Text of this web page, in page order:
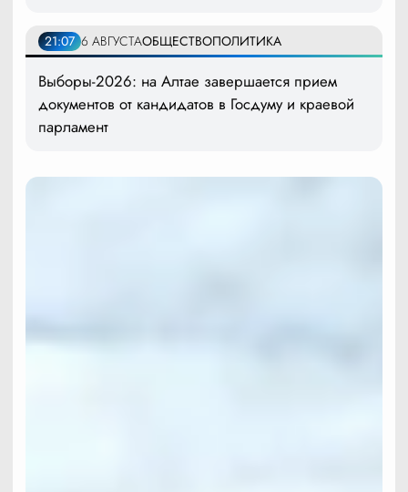
21:07 6 АВГУСТАОБЩЕСТВОПОЛИТИКА
Выборы-2026: на Алтае завершается прием
документов от кандидатов в Госдуму и краевой
парламент